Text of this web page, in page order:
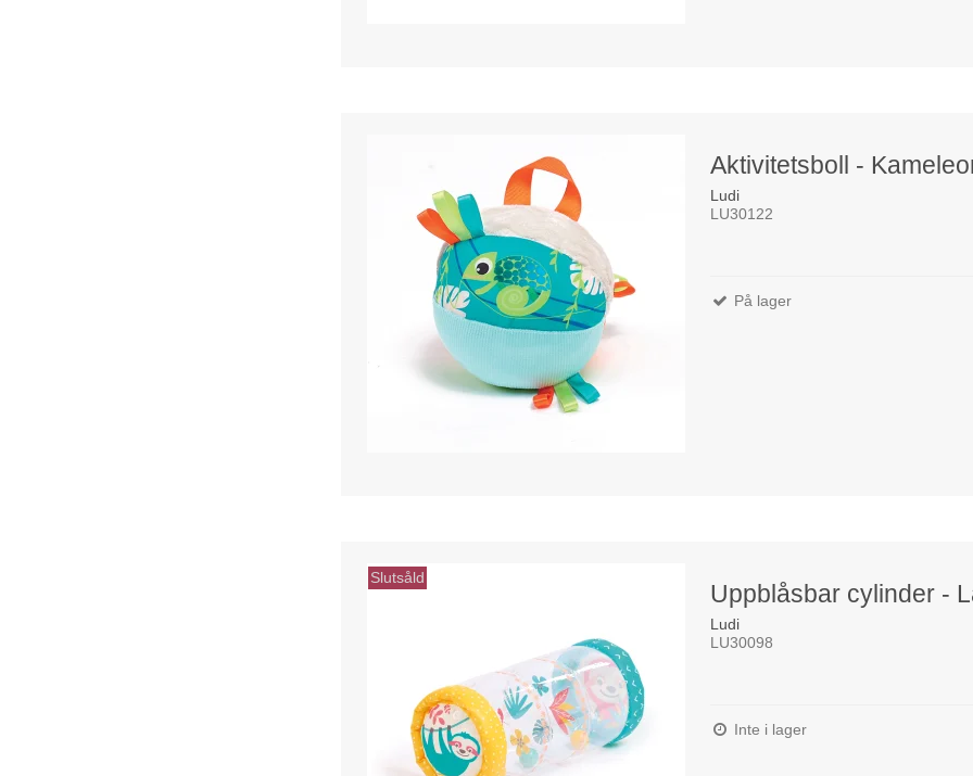
Aktivitetsboll -
Ludi
LU30122
På lager
Slutsåld
Uppblåsbar cylinder -
Ludi
LU30098
Inte i lager